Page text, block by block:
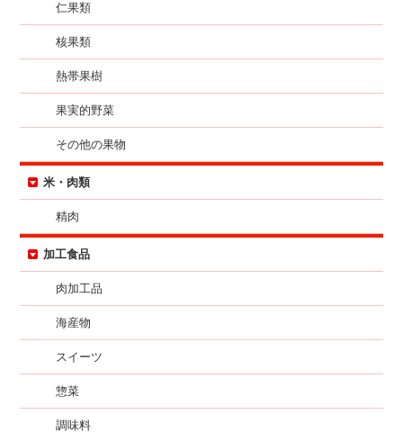
仁果類
核果類
熱帯果樹
果実的野菜
その他の果物
米・肉類
精肉
加工食品
肉加工品
海産物
スイーツ
惣菜
調味料